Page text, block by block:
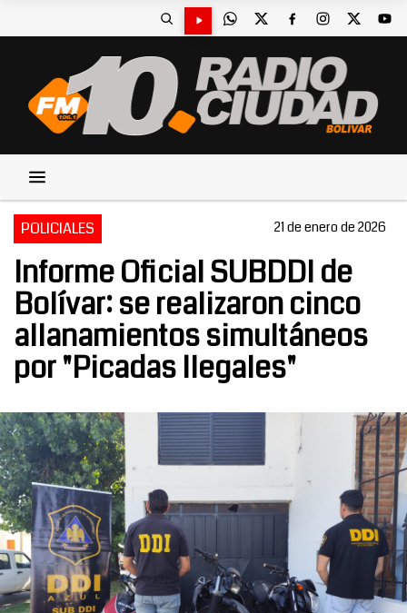
POLICIALES 21 de enero de 2026
Informe Oficial SUBDDI de
Bolívar: se realizaron cinco
allanamientos simultáneos
por "Picadas Ilegales"